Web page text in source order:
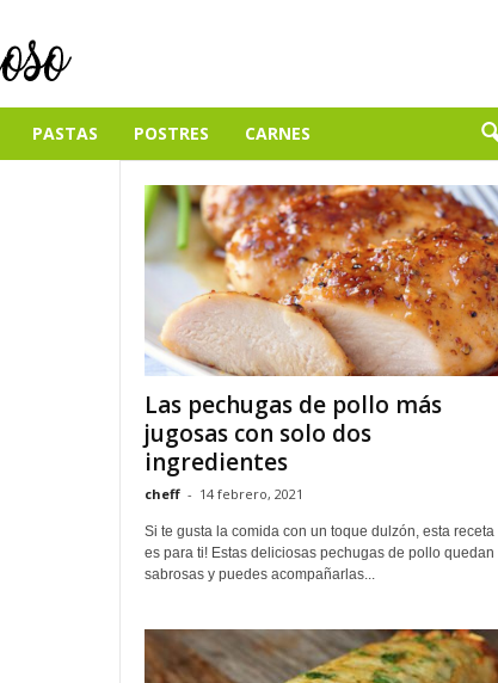
PASTAS POSTRES CARNES
Las pechugas de pollo más
jugosas con solo dos
ingredientes
cheff - 14 febrero, 2021
Si te gusta la comida con un toque dulzón, esta receta
es para ti! Estas deliciosas pechugas de pollo quedan
sabrosas y puedes acompañarlas...